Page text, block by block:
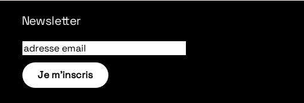
Newsletter